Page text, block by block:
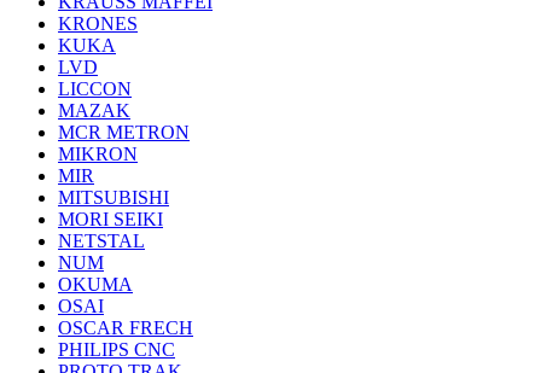
KRONES
KUKA
LVD
LICCON
MAZAK
MCR METRON
MIKRON
MIR
MITSUBISHI
MORI SEIKI
NETSTAL
NUM
OKUMA
OSAI
OSCAR FRECH
PHILIPS CNC